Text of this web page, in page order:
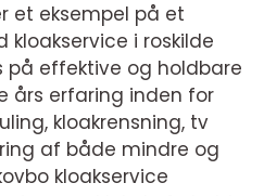
et eksempel på et
kloakservice i roskilde
effektive og holdbare
års erfaring inden for
kloakrensning, tv
af både mindre og
kloakservice